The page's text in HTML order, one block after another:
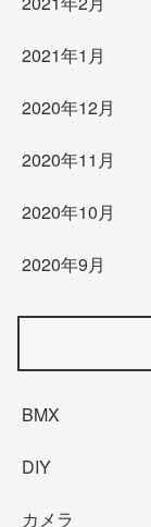
2021年1月
2020年12月
2020年11月
2020年10月
2020年9月
BMX
DIY
カメラ